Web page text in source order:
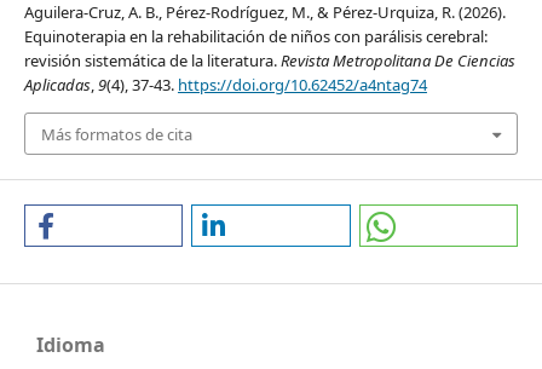
Aguilera-Cruz, A. B., Pérez-Rodríguez, M., & Pérez-Urquiza, R. (2026).
Equinoterapia en la rehabilitación de niños con parálisis cerebral:
revisión sistemática de la literatura.Revista Metropolitana De Ciencias
Aplicadas,9(4), 37-43. https://doi.org/10.62452/a4ntag74
Más formatos de cita
Idioma